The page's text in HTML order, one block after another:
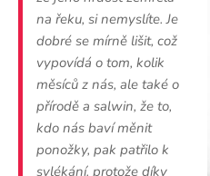
na řeku, si nemyslíte. Je
dobré se mírně lišit, což
vypovídá o tom, kolik
měsíců z nás, ale také o
přírodě a salwin, že to,
kdo nás baví měnit
ponožky, pak patřilo k
svlékání. protože díky